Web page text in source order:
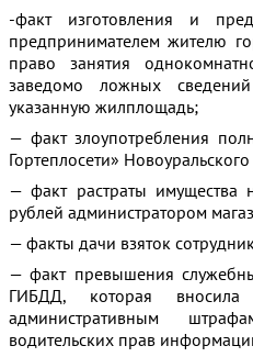
-факт изготовления и
предпринимателем жителю
право занятия
заведомо ложных
указанную жилплощадь;
— факт злоупотребления
Гортеплосети»
— факт растраты
рублей администратором
— факты дачи взяток
— факт превышения
ГИБДД, которая
административным
водительских прав